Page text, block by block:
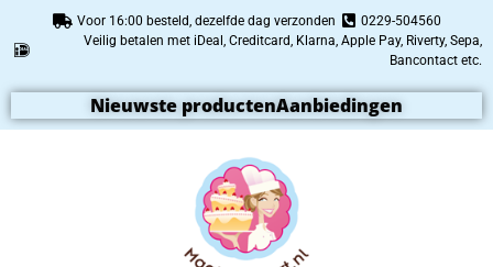
Voor 16:00 besteld, dezelfde dag verzonden
0229-504560
Veilig betalen met iDeal, Creditcard, Klarna, Apple Pay, Riverty, Sepa,
Bancontact etc.
Nieuwste productenAanbiedingen